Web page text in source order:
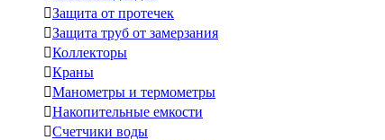
Защита от протечек
Защита труб от замерзания
Коллекторы
Краны
Манометры и термометры
Накопительные емкости
Счетчики воды